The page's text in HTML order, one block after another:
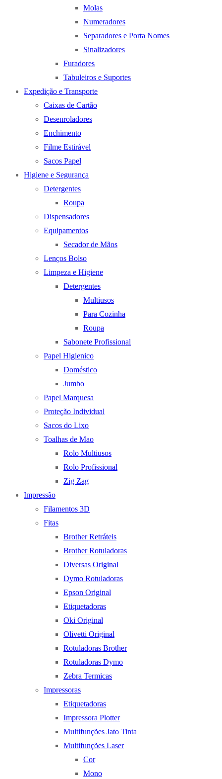
Molas
Numeradores
Separadores e Porta Nomes
Sinalizadores
Furadores
Tabuleiros e Suportes
Expedição e Transporte
Caixas de Cartão
Desenroladores
Enchimento
Filme Estirável
Sacos Papel
Higiene e Segurança
Detergentes
Roupa
Dispensadores
Equipamentos
Secador de Mãos
Lenços Bolso
Limpeza e Higiene
Detergentes
Multiusos
Para Cozinha
Roupa
Sabonete Profissional
Papel Higienico
Doméstico
Jumbo
Papel Marquesa
Proteção Individual
Sacos do Lixo
Toalhas de Mao
Rolo Multiusos
Rolo Profissional
Zig Zag
Impressão
Filamentos 3D
Fitas
Brother Retráteis
Brother Rotuladoras
Diversas Original
Dymo Rotuladoras
Epson Original
Etiquetadoras
Oki Original
Olivetti Original
Rotuladoras Brother
Rotuladoras Dymo
Zebra Termicas
Impressoras
Etiquetadoras
Impressora Plotter
Multifunções Jato Tinta
Multifunções Laser
Cor
Mono